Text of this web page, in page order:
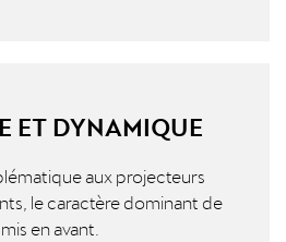
ET DYNAMIQUE
aux projecteurs
le caractère dominant de
en avant.